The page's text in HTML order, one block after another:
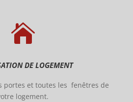

DE LOGEMENT
portes et toutes les fenêtres de
logement.